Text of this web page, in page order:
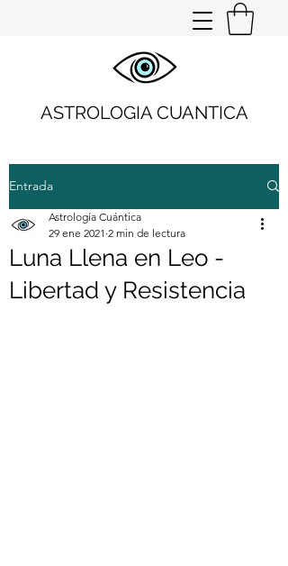
ASTROLOGIA CUANTICA
Entrada
Luna Llena en Leo -
Libertad y Resistencia
Astrología Cuántica
29 ene 2021 2 min de lectura